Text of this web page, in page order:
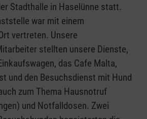
Stadthalle in Haselünne statt.
war mit einem
vertreten. Unsere
stellten unsere Dienste,
das Cafe Malta,
und den Besuchsdienst mit Hund
zum Thema Hausnotruf
und Notfalldosen. Zwei